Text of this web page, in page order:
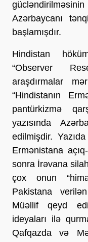
Azərbaycanı
başlamışdır.
Hindistan
“Observer
araşdırmalar
“Hindistanın
pantürkizmə
yazısında
edilmişdir.
Ermənistana
sonra İrəvana
çox onun
Pakistana
Müəllif qeyd
ideyaları ilə
Qafqazda və